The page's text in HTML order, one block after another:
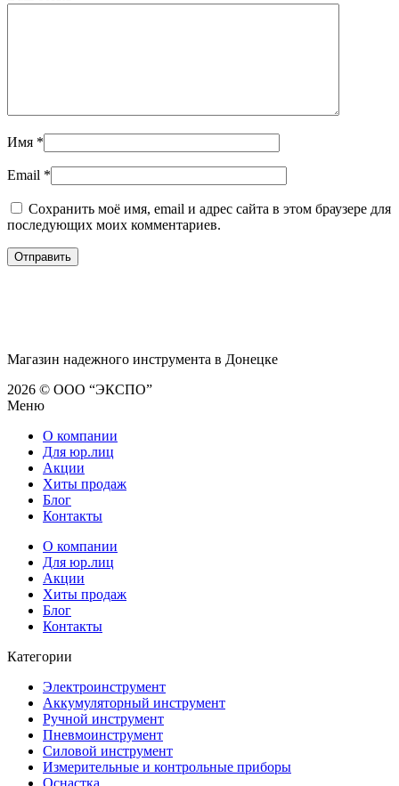
Имя *
Email *
Сохранить моё имя, email и адрес сайта в этом браузере для
последующих моих комментариев.
Магазин надежного инструмента в Донецке
2026 © ООО “ЭКСПО”
Меню
О компании
Для юр.лиц
Акции
Хиты продаж
Блог
Контакты
О компании
Для юр.лиц
Акции
Хиты продаж
Блог
Контакты
Категории
Электроинструмент
Аккумуляторный инструмент
Ручной инструмент
Пневмоинструмент
Силовой инструмент
Измерительные и контрольные приборы